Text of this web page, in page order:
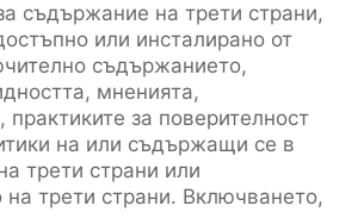
съдържание на трети страни,
или инсталирано от
съдържанието,
мненията,
за поверителност
на или съдържащи се в
трети страни или
трети страни. Включването,